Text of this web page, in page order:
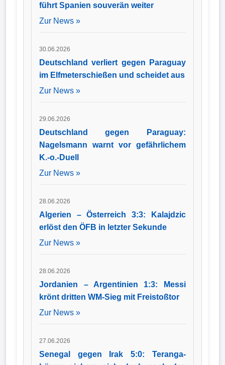
führt Spanien souverän weiter
Zur News »
30.06.2026
Deutschland verliert gegen Paraguay
im Elfmeterschießen und scheidet aus
Zur News »
29.06.2026
Deutschland gegen Paraguay:
Nagelsmann warnt vor gefährlichem
K.-o.-Duell
Zur News »
28.06.2026
Algerien – Österreich 3:3: Kalajdzic
erlöst den ÖFB in letzter Sekunde
Zur News »
28.06.2026
Jordanien – Argentinien 1:3: Messi
krönt dritten WM-Sieg mit Freistoßtor
Zur News »
27.06.2026
Senegal gegen Irak 5:0: Teranga-